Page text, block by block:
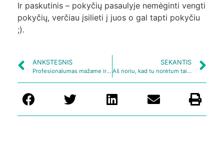
Ir paskutinis – pokyčių pasaulyje nemėginti vengti
pokyčių, verčiau įsilieti į juos o gal tapti pokyčiu
;).
ANKSTESNIS
Profesionalumas mažame ir vidutiniame versle
SEKANTIS
Aš noriu, kad tu norėtum taip kaip noriu aš [Audio]